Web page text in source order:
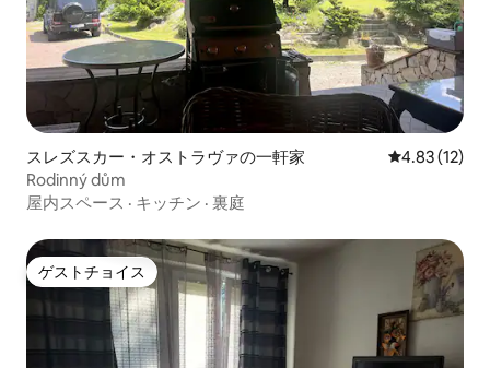
スレズスカー・オストラヴァの一軒家 レビュー12
4.83 (12)
Rodinný dům
屋内スペース · キッチン · 裏庭
ゲストチョイス
ゲストチョイス